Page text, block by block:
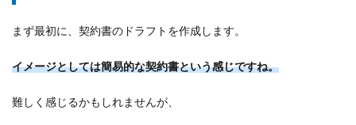
まず最初に、契約書のドラフトを作成します。
イメージとしては簡易的な契約書という感じですね。
難しく感じるかもしれませんが、